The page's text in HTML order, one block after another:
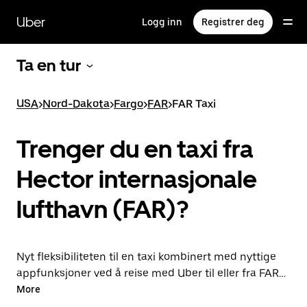
hovedinnholdet
Uber Logg inn Registrer deg
Ta en tur
USA>Nord-Dakota>Fargo>FAR>FAR Taxi
Trenger du en taxi fra
Hector internasjonale
lufthavn (FAR)?
Nyt fleksibiliteten til en taxi kombinert med nyttige
appfunksjoner ved å reise med Uber til eller fra FAR i
stedet. Du får turer på forespørsel når det haster, og
More